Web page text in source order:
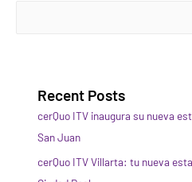
Recent Posts
cerQuo ITV inaugura su nueva
San Juan
cerQuo ITV Villarta: tu nueva